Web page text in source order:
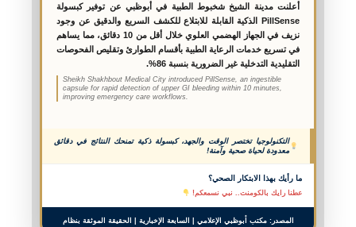
أعلنت مدينة الشيخ شخبوط الطبية في أبوظبي عن توفير كبسولة
PillSense الذكية القابلة للابتلاع للكشف السريع والدقيق عن وجود
نزيف في الجهاز الهضمي العلوي خلال أقل من 10 دقائق، مما يساهم
في تسريع خدمات الرعاية الطبية بأقسام الطوارئ وتقليص الفحوصات
التقليدية التدخلية غير الضرورية بنسبة 86%.
Sheikh Shakhbout Medical City introduced PillSense, an ingestible
capsule for rapid detection of upper GI bleeding within 10 minutes,
improving emergency care workflows.
التكنولوجيا تختصر الوقت والجهد، كبسولة ذكية تمنحك النتائج في دقائق
معدودة لحياة صحية وآمنة!
ما رأيك بهذا الابتكار الصحي؟
عطنا رايك بالكومنت.. نبي نسمعكم!
المصدر: مكتب أبوظبي الإعلامي | السابعة الإخبارية | الحقيقة الموثقة بنظام